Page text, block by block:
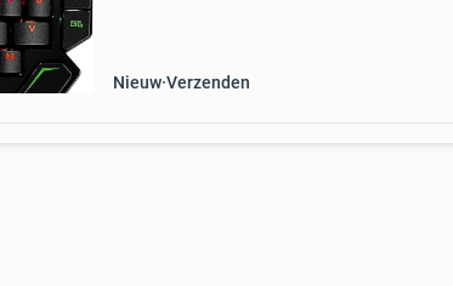
Nieuw Verzenden